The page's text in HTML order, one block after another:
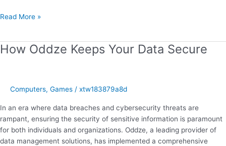
Музыка
как
казино
на
практике
Read More »
How Oddze Keeps Your Data Secure
Computers, Games / xtw183879a8d
In an era where data breaches and cybersecurity threats are
rampant, ensuring the security of sensitive information is paramount
for both individuals and organizations. Oddze, a leading provider of
data management solutions, has implemented a comprehensive